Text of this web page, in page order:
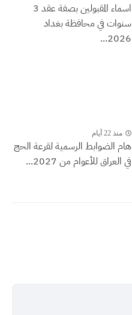
اسماء المقبولين بصفة عقد 3
سنوات في محافظة بغداد
2026...
منذ 22 أيام
هام الضوابط الرسمية لقرعة الحج
في العراق للأعوام من 2027...